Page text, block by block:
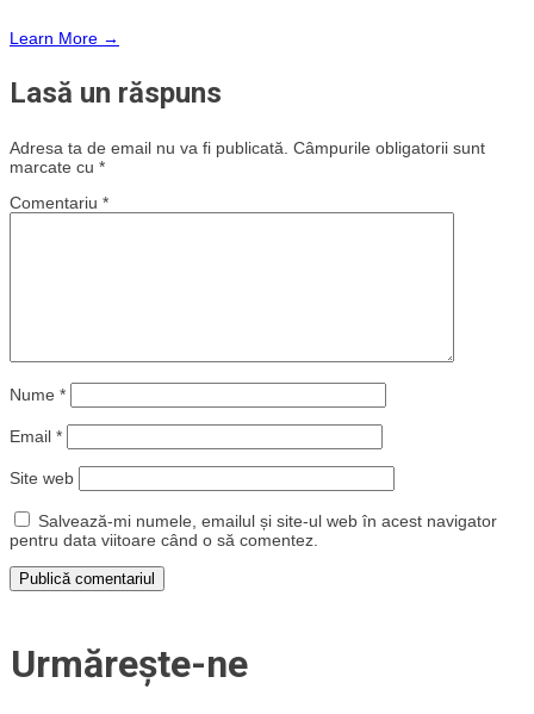
Learn More →
Lasă un răspuns
Adresa ta de email nu va fi publicată. Câmpurile obligatorii sunt
marcate cu *
Comentariu *
Nume *
Email *
Site web
Salvează-mi numele, emailul și site-ul web în acest navigator
pentru data viitoare când o să comentez.
Urmărește-ne